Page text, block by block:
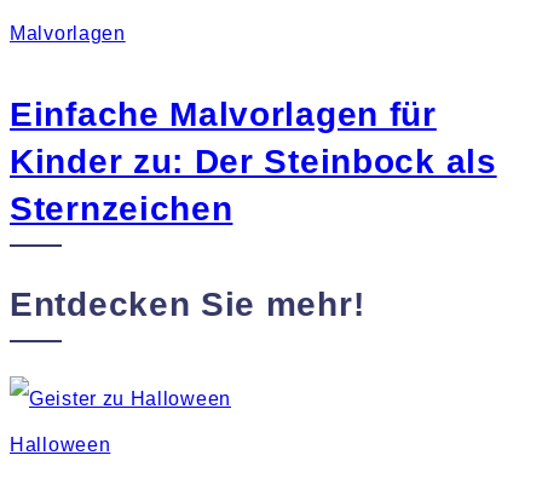
Malvorlagen
Einfache Malvorlagen für
Kinder zu: Der Steinbock als
Sternzeichen
Entdecken Sie mehr!
Halloween